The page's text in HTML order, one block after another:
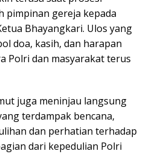
pimpinan gereja kepada
Bhayangkari. Ulos yang
doa, kasih, dan harapan
Polri dan masyarakat terus
juga meninjau langsung
terdampak bencana,
dan perhatian terhadap
dari kepedulian Polri